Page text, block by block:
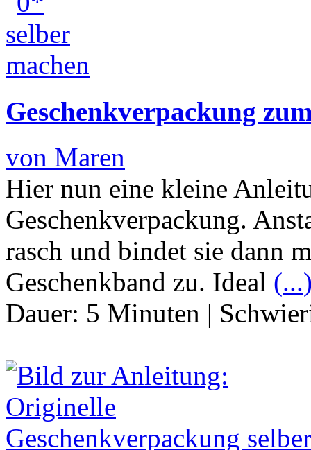
Geschenkverpackung
von Maren
Hier nun eine kleine
Geschenkverpackung.
rasch und bindet sie dann
Geschenkband zu. Ideal
Dauer: 5 Minuten |